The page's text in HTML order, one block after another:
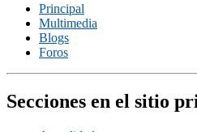
Principal
Multimedia
Blogs
Foros
Secciones en el sitio